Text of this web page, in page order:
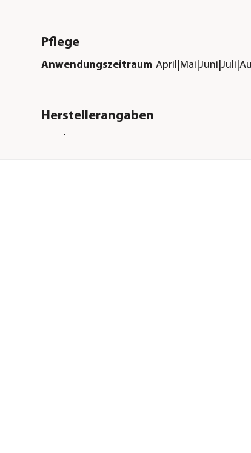
Pflege
Anwendungszeitraum
Herstellerangaben
Land
DE